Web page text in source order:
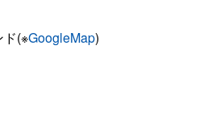
ド(※GoogleMap)